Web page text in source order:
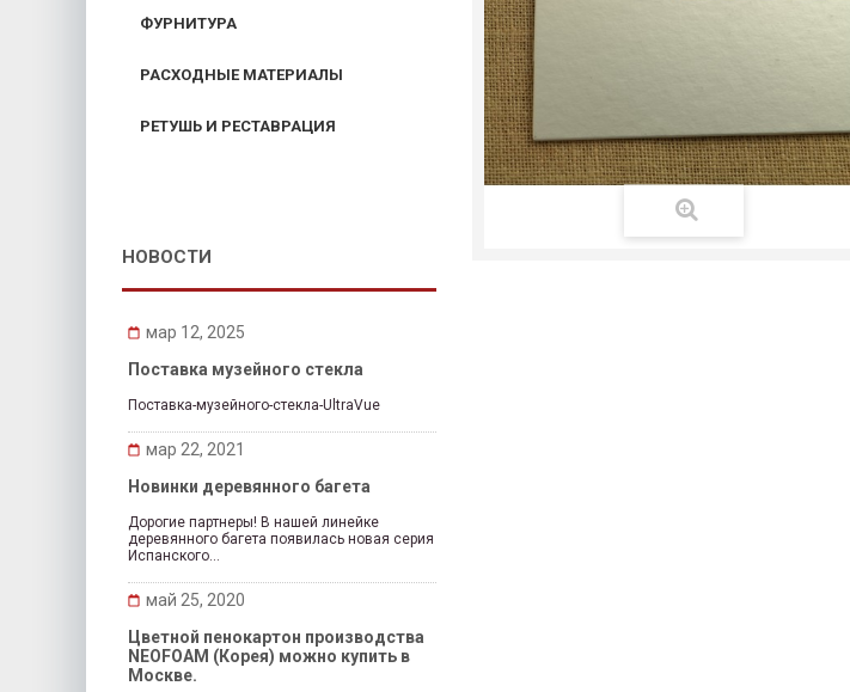
ФУРНИТУРА
РАСХОДНЫЕ МАТЕРИАЛЫ
РЕТУШЬ И РЕСТАВРАЦИЯ
НОВОСТИ
мар 12, 2025
Поставка музейного стекла
Поставка-музейного-стекла-UltraVue
мар 22, 2021
Новинки деревянного багета
Дорогие партнеры! В нашей линейке
деревянного багета появилась новая серия
Испанского...
май 25, 2020
Цветной пенокартон производства
NEOFOAM (Корея) можно купить в
Москве.